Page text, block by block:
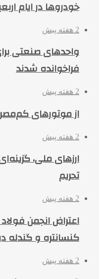
خودروها در ایام
2 هفته پیش
واحدهای صنعتی
فراخوانده شدند
2 هفته پیش
از موتورهای
2 هفته پیش
ارزهای ملی،
تحریم
2 هفته پیش
اعتراض انجمن
کنسانتره و گندله
2 هفته پیش